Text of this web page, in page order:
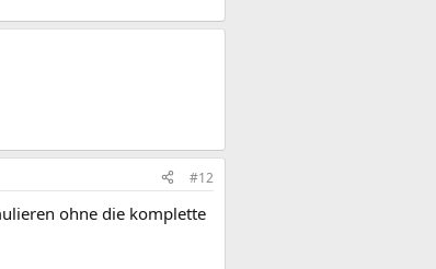
#12
ohne die komplette